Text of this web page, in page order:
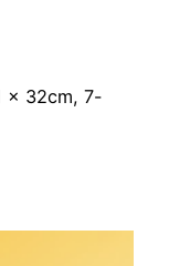
x 32cm, 7-